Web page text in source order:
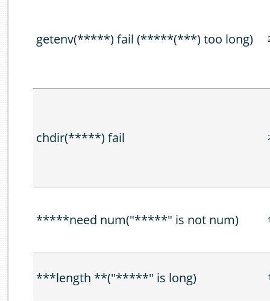
getenv(*****) fail (*****(***) too long)
chdir(*****) fail
*****need num("*****" is not num)
***length **("*****" is long)